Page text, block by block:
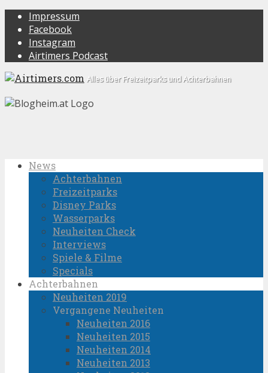
Impressum
Facebook
Instagram
Airtimers Podcast
Alles über Freizeitparks und Achterbahnen
News
Achterbahnen
Freizeitparks
Disney Parks
Wasserparks
Neuheiten Check
Interviews
Spiele & Filme
Specials
Achterbahnen
Neuheiten 2019
Vergangene Neuheiten
Neuheiten 2016
Neuheiten 2015
Neuheiten 2014
Neuheiten 2013